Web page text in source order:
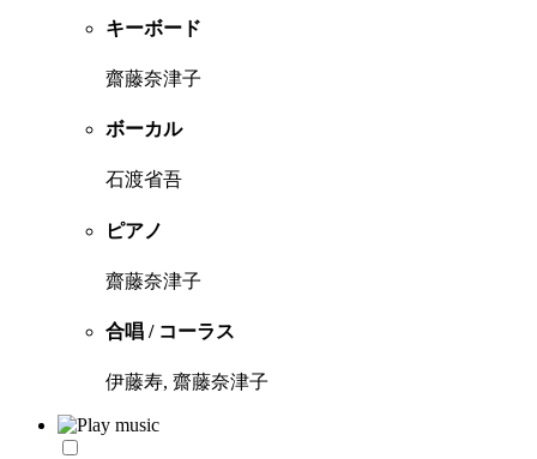
キーボード
齋藤奈津子
ボーカル
石渡省吾
ピアノ
齋藤奈津子
合唱 / コーラス
伊藤寿, 齋藤奈津子